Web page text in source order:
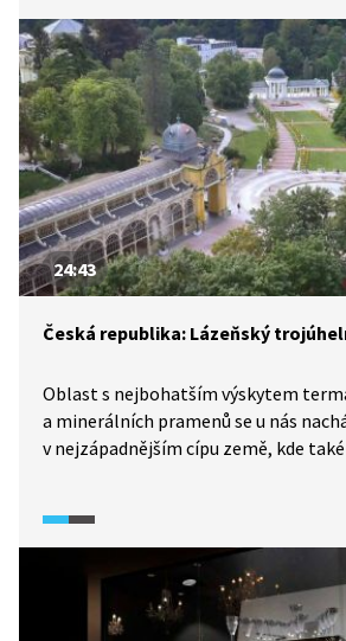
24:43
Česká republika: Lázeňský
Oblast s nejbohatším výskytem
a minerálních pramenů se u nás
v nejzápadnějším cípu země, kde
Táborským.